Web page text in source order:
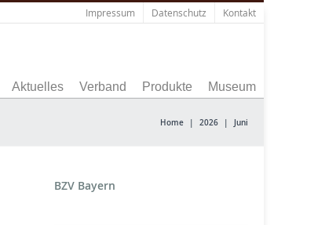
Impressum Datenschutz Kontakt
Aktuelles Verband Produkte Museum
Home | 2026 | Juni
BZV Bayern